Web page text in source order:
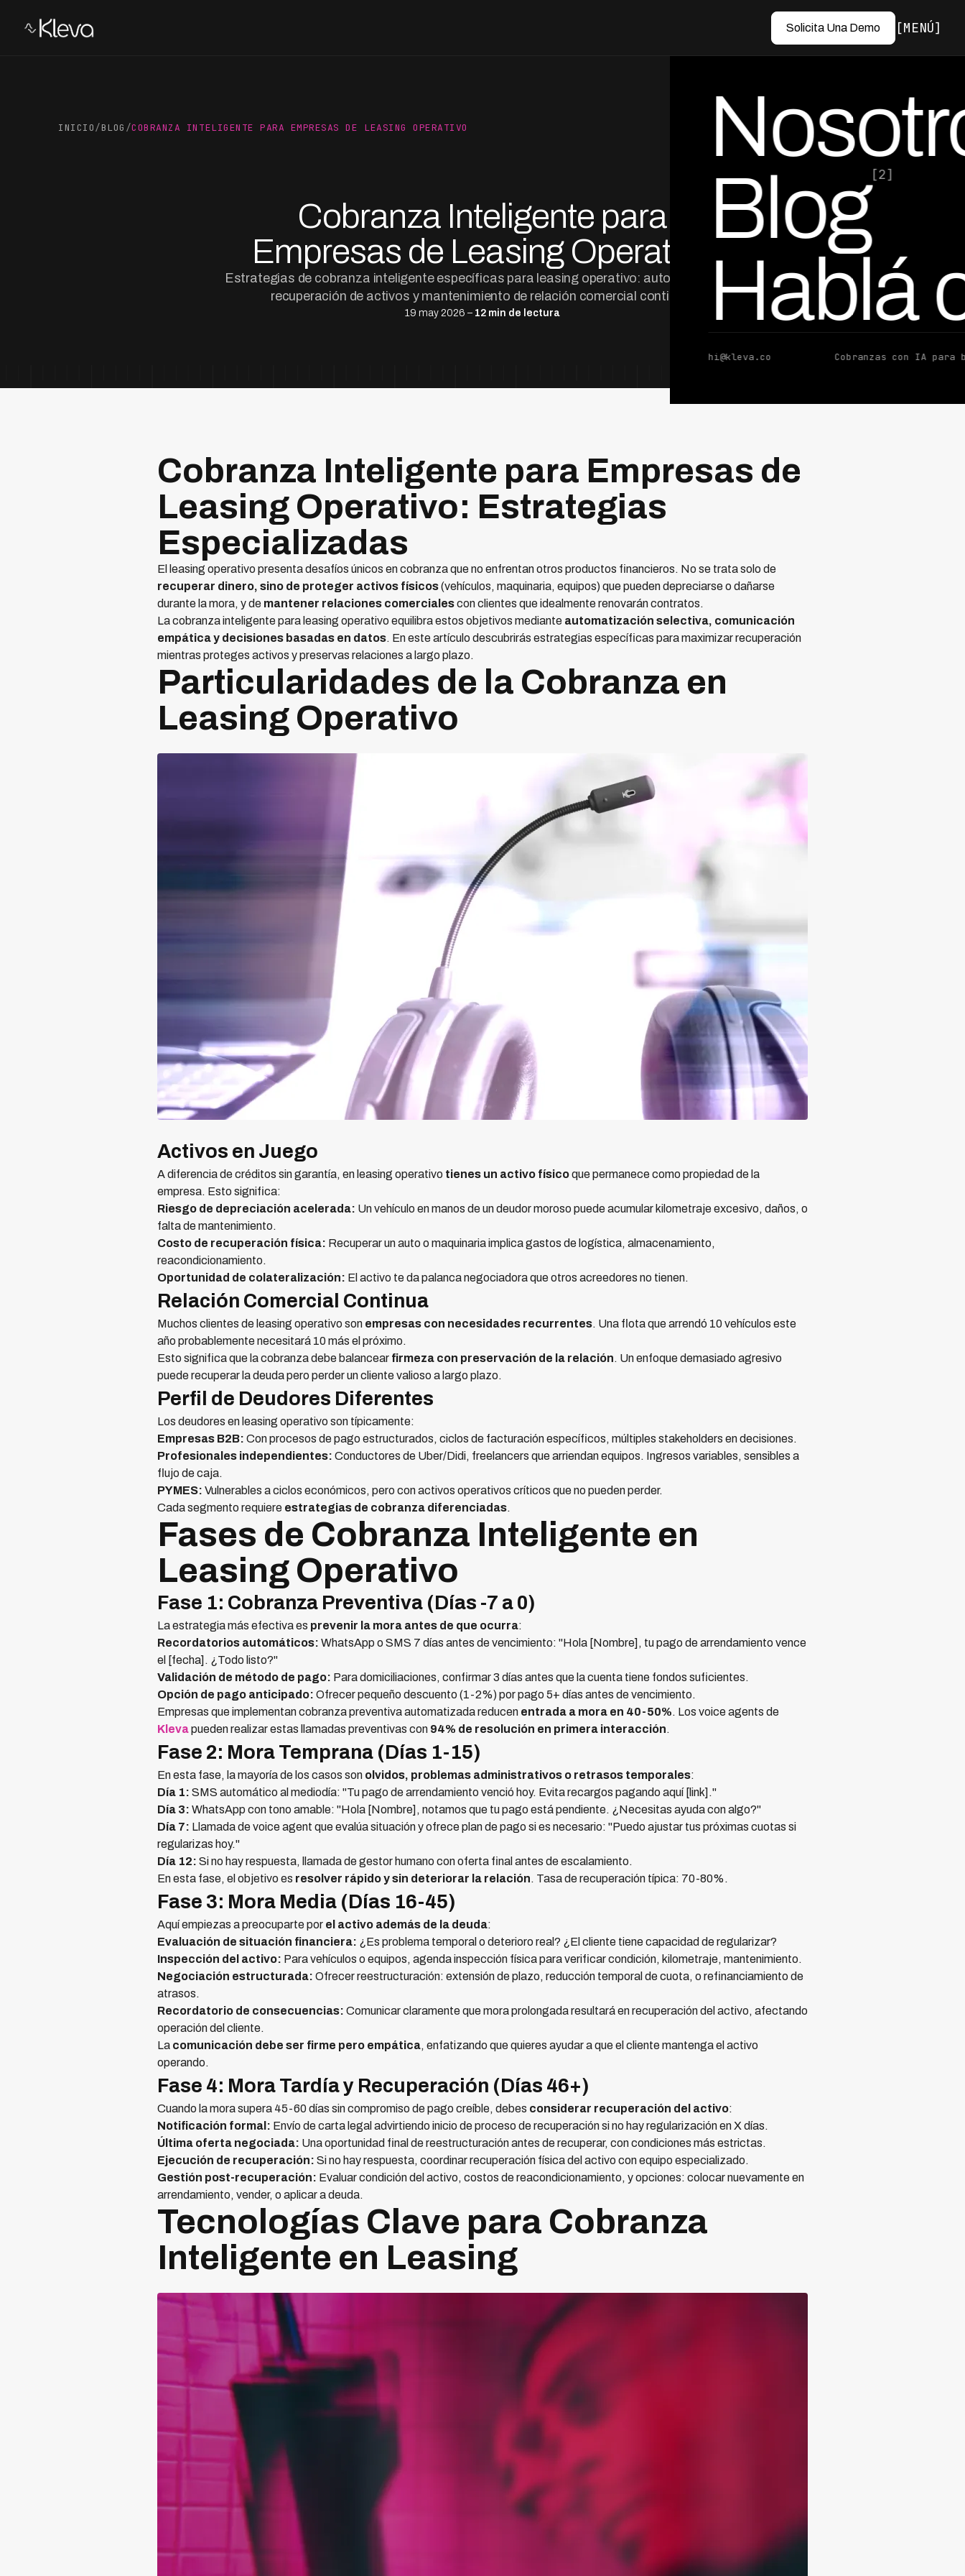
Solicita Una Demo MENÚ
Blog[2]
Hablá
hi@kleva.co Cobranzas con IA para
INICIO/BLOG /COBRANZA INTELIGENTE PARA EMPRESAS DE LEASING OPERATIVO
Cobranza Inteligente para
Empresas de Leasing Operativo
Estrategias de cobranza inteligente específicas para leasing operativo: automatización,
recuperación de activos y mantenimiento de relación comercial continua.
19 may 2026 – 12 min de lectura
por Ed Escobar
Co-Founder & CEO
Cobranza Inteligente para Empresas de
Leasing Operativo: Estrategias
Especializadas
El leasing operativo presenta desafíos únicos en cobranza que no enfrentan otros productos financieros. No se trata solo de
recuperar dinero, sino de proteger activos físicos(vehículos, maquinaria, equipos) que pueden depreciarse o dañarse
durante la mora, y de mantener relaciones comercialescon clientes que idealmente renovarán contratos.
La cobranza inteligente para leasing operativo equilibra estos objetivos mediante automatización selectiva, comunicación
empática y decisiones basadas en datos. En este artículo descubrirás estrategias específicas para maximizar recuperación
mientras proteges activos y preservas relaciones a largo plazo.
Particularidades de la Cobranza en
Leasing Operativo
Activos en Juego
A diferencia de créditos sin garantía, en leasing operativo tienes un activo físicoque permanece como propiedad de la
empresa. Esto significa:
Riesgo de depreciación acelerada: Un vehículo en manos de un deudor moroso puede acumular kilometraje excesivo, daños, o
falta de mantenimiento.
Costo de recuperación física: Recuperar un auto o maquinaria implica gastos de logística, almacenamiento,
reacondicionamiento.
Oportunidad de colateralización: El activo te da palanca negociadora que otros acreedores no tienen.
Relación Comercial Continua
Muchos clientes de leasing operativo son empresas con necesidades recurrentes. Una flota que arrendó 10 vehículos este
año probablemente necesitará 10 más el próximo.
Esto significa que la cobranza debe balancear firmeza con preservación de la relación. Un enfoque demasiado agresivo
puede recuperar la deuda pero perder un cliente valioso a largo plazo.
Perfil de Deudores Diferentes
Los deudores en leasing operativo son típicamente:
Empresas B2B: Con procesos de pago estructurados, ciclos de facturación específicos, múltiples stakeholders en decisiones.
Profesionales independientes: Conductores de Uber/Didi, freelancers que arriendan equipos. Ingresos variables, sensibles a
flujo de caja.
PYMES: Vulnerables a ciclos económicos, pero con activos operativos críticos que no pueden perder.
Cada segmento requiere estrategias de cobranza diferenciadas.
Fases de Cobranza Inteligente en
Leasing Operativo
Fase 1: Cobranza Preventiva (Días -7 a 0)
La estrategia más efectiva es prevenir la mora antes de que ocurra:
Recordatorios automáticos: WhatsApp o SMS 7 días antes de vencimiento: "Hola [Nombre], tu pago de arrendamiento vence
el [fecha]. ¿Todo listo?"
Validación de método de pago: Para domiciliaciones, confirmar 3 días antes que la cuenta tiene fondos suficientes.
Opción de pago anticipado: Ofrecer pequeño descuento (1-2%) por pago 5+ días antes de vencimiento.
Empresas que implementan cobranza preventiva automatizada reducen entrada a mora en 40-50%. Los voice agents de
Klevapueden realizar estas llamadas preventivas con 94% de resolución en primera interacción.
Fase 2: Mora Temprana (Días 1-15)
En esta fase, la mayoría de los casos son olvidos, problemas administrativos o retrasos temporales:
Día 1: SMS automático al mediodía: "Tu pago de arrendamiento venció hoy. Evita recargos pagando aquí [link]."
Día 3: WhatsApp con tono amable: "Hola [Nombre], notamos que tu pago está pendiente. ¿Necesitas ayuda con algo?"
Día 7: Llamada de voice agent que evalúa situación y ofrece plan de pago si es necesario: "Puedo ajustar tus próximas cuotas si
regularizas hoy."
Día 12: Si no hay respuesta, llamada de gestor humano con oferta final antes de escalamiento.
En esta fase, el objetivo es resolver rápido y sin deteriorar la relación. Tasa de recuperación típica: 70-80%.
Fase 3: Mora Media (Días 16-45)
Aquí empiezas a preocuparte por el activo además de la deuda:
Evaluación de situación financiera: ¿Es problema temporal o deterioro real? ¿El cliente tiene capacidad de regularizar?
Inspección del activo: Para vehículos o equipos, agenda inspección física para verificar condición, kilometraje, mantenimiento.
Negociación estructurada: Ofrecer reestructuración: extensión de plazo, reducción temporal de cuota, o refinanciamiento de
atrasos.
Recordatorio de consecuencias: Comunicar claramente que mora prolongada resultará en recuperación del activo, afectando
operación del cliente.
La comunicación debe ser firme pero empática, enfatizando que quieres ayudar a que el cliente mantenga el activo
operando.
Fase 4: Mora Tardía y Recuperación (Días 46+)
Cuando la mora supera 45-60 días sin compromiso de pago creíble, debes considerar recuperación del activo:
Notificación formal: Envío de carta legal advirtiendo inicio de proceso de recuperación si no hay regularización en X días.
Última oferta negociada: Una oportunidad final de reestructuración antes de recuperar, con condiciones más estrictas.
Ejecución de recuperación: Si no hay respuesta, coordinar recuperación física del activo con equipo especializado.
Gestión post-recuperación: Evaluar condición del activo, costos de reacondicionamiento, y opciones: colocar nuevamente en
arrendamiento, vender, o aplicar a deuda.
Tecnologías Clave para Cobranza
Inteligente en Leasing